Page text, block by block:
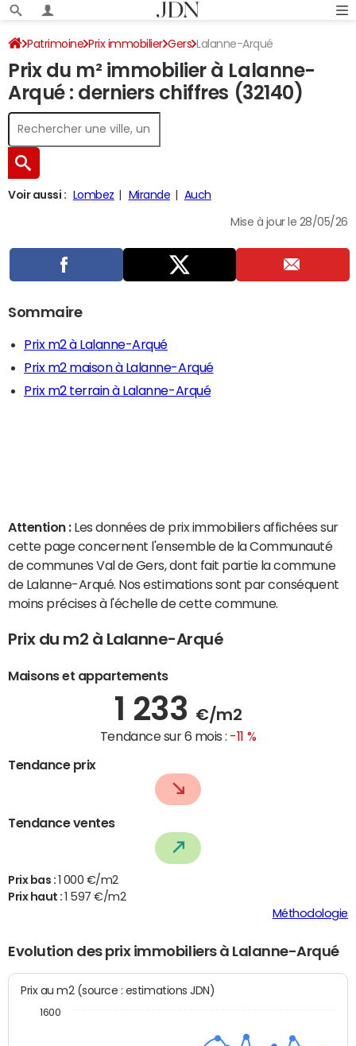
Patrimoine Prix immobilier Gers Lalanne-Arqué
Prix du m² immobilier à Lalanne-
Arqué : derniers chiffres (32140)
Voir aussi : Lombez Mirande Auch
Mise à jour le 28/05/26
Sommaire
Prix m2 à Lalanne-Arqué
Prix m2 maison à Lalanne-Arqué
Prix m2 terrain à Lalanne-Arqué
Attention : Les données de prix immobiliers affichées sur
cette page concernent l'ensemble de la Communauté
de communes Val de Gers, dont fait partie la commune
de Lalanne-Arqué. Nos estimations sont par conséquent
moins précises à l'échelle de cette commune.
Prix du m2 à Lalanne-Arqué
Maisons et appartements
1 233 €/m2
Tendance sur 6 mois : -11 %
Tendance prix
Tendance ventes
Prix bas :
1 000 €/m2
Prix haut :
1 597 €/m2
Méthodologie
Evolution des prix immobiliers à Lalanne-Arqué
Prix au m2 (source : estimations JDN)
1600